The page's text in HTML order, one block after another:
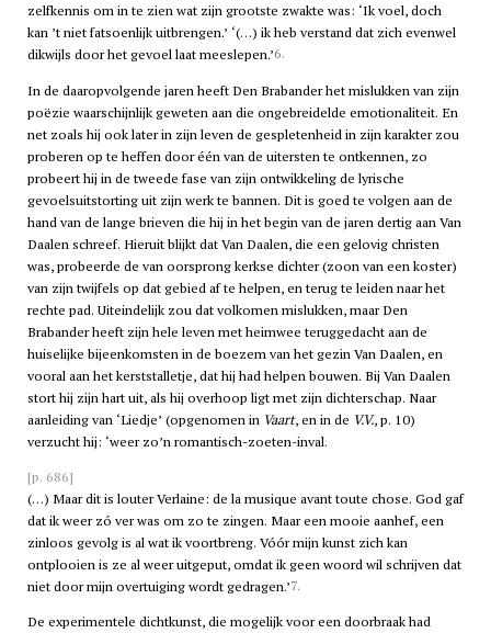
zelfkennis om in te zien wat zijn grootste zwakte was: ‘Ik voel, doch
kan ’t niet fatsoenlijk uitbrengen.’ ‘(…) ik heb verstand dat zich evenwel
dikwijls door het gevoel laat meeslepen.’6.
In de daaropvolgende jaren heeft Den Brabander het mislukken van zijn
poëzie waarschijnlijk geweten aan die ongebreidelde emotionaliteit. En
net zoals hij ook later in zijn leven de gespletenheid in zijn karakter zou
proberen op te heffen door één van de uitersten te ontkennen, zo
probeert hij in de tweede fase van zijn ontwikkeling de lyrische
gevoelsuitstorting uit zijn werk te bannen. Dit is goed te volgen aan de
hand van de lange brieven die hij in het begin van de jaren dertig aan Van
Daalen schreef. Hieruit blijkt dat Van Daalen, die een gelovig christen
was, probeerde de van oorsprong kerkse dichter (zoon van een koster)
van zijn twijfels op dat gebied af te helpen, en terug te leiden naar het
rechte pad. Uiteindelijk zou dat volkomen mislukken, maar Den
Brabander heeft zijn hele leven met heimwee teruggedacht aan de
huiselijke bijeenkomsten in de boezem van het gezin Van Daalen, en
vooral aan het kerststalletje, dat hij had helpen bouwen. Bij Van Daalen
stort hij zijn hart uit, als hij overhoop ligt met zijn dichterschap. Naar
aanleiding van ‘Liedje’ (opgenomen in Vaart, en in de V.V., p. 10)
verzucht hij: ‘weer zo’n romantisch-zoeten-inval.
[p. 686]
(…) Maar dit is louter Verlaine: de la musique avant toute chose. God gaf
dat ik weer zó ver was om zo te zingen. Maar een mooie aanhef, een
zinloos gevolg is al wat ik voortbreng. Vóór mijn kunst zich kan
ontplooien is ze al weer uitgeput, omdat ik geen woord wil schrijven dat
niet door mijn overtuiging wordt gedragen.’7.
De experimentele dichtkunst, die mogelijk voor een doorbraak had